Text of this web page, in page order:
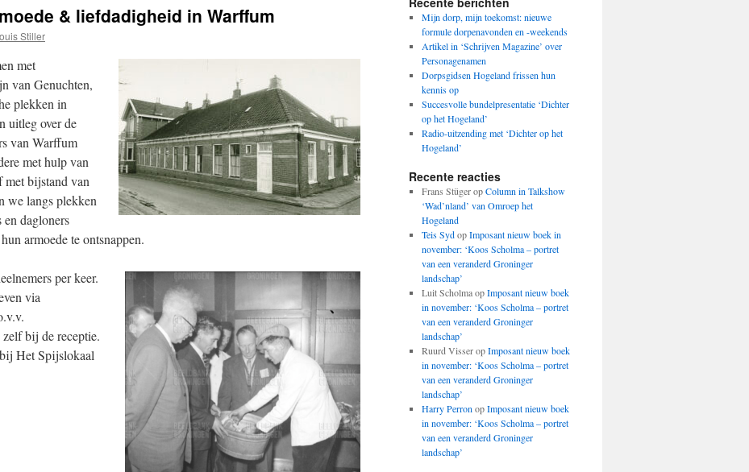
& liefdadigheid in Warffum
Stiller
met
van Genuchten,
plekken in
uitleg over de
van Warffum
met hulp van
bijstand van
we langs plekken
dagloners
armoede te ontsnappen.
per keer.
via
bij de receptie.
Het Spijslokaal
Mijn dorp, mijn toekomst: nieuwe
formule dorpenavonden en -weekends
Artikel in ‘Schrijven Magazine’ over
Personagenamen
Dorpsgidsen Hogeland frissen hun
kennis op
Succesvolle bundelpresentatie ‘Dichter
op het Hogeland’
Radio-uitzending met ‘Dichter op het
Hogeland’
Recente reacties
Frans StügeropColumn in Talkshow
‘Wad’nland’ van Omroep het
Hogeland
Teis SydopImposant nieuw boek in
november: ‘Koos Scholma – portret
van een veranderd Groninger
landschap’
Luit ScholmaopImposant nieuw boek
in november: ‘Koos Scholma – portret
van een veranderd Groninger
landschap’
Ruurd VisseropImposant nieuw boek
in november: ‘Koos Scholma – portret
van een veranderd Groninger
landschap’
Harry Perron opImposant nieuw boek
in november: ‘Koos Scholma – portret
van een veranderd Groninger
landschap’